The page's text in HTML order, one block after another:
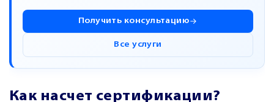
Получить консультацию
Все услуги
Как насчет сертификации?